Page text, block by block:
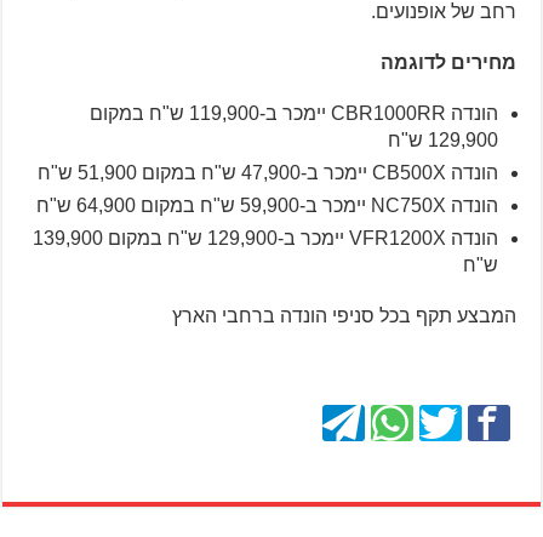
רחב של אופנועים.
מחירים לדוגמה
הונדה CBR1000RR יימכר ב-119,900 ש"ח במקום
129,900 ש"ח
הונדה CB500X יימכר ב-47,900 ש"ח במקום 51,900 ש"ח
הונדה NC750X יימכר ב-59,900 ש"ח במקום 64,900 ש"ח
הונדה VFR1200X יימכר ב-129,900 ש"ח במקום 139,900
ש"ח
המבצע תקף בכל סניפי הונדה ברחבי הארץ